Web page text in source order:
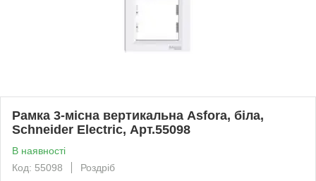
Рамка 3-місна вертикальна Asfora, біла,
Schneider Electric, Арт.55098
В наявності
Код: 55098
Роздріб